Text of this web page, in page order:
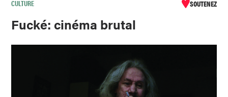
CULTURE SOUTENEZ
Fucké: cinéma brutal